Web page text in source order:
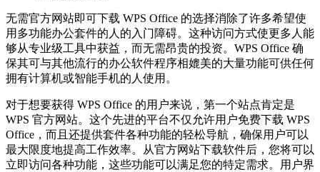
无需官方网站即可下载 WPS Office 的选择消除了许多希望使
用多功能办公套件的人的入门障碍。这种访问方式使更多人能
够从专业级工具中获益，而无需昂贵的投资。WPS Office 确
保其可与其他流行的办公软件程序相媲美的大量功能可供任何
拥有计算机或智能手机的人使用。
对于想要获得 WPS Office 的用户来说，第一个站点肯定是
WPS 官方网站。这个先进的平台不仅允许用户免费下载 WPS
Office，而且还提供套件各种功能的轻松导航，确保用户可以
最大限度地提高工作效率。从官方网站下载软件后，您将可以
立即访问各种功能，这些功能可以满足您的特定需求。用户界